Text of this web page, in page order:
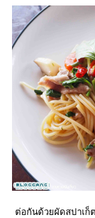
ต่อกันด้วยผัดสปาเก็